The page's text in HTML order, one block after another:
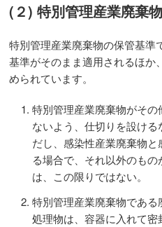
(２) 特別管理産業廃棄
特別管理産業廃棄物の保管基準
基準がそのまま適用されるほか
められています。
特別管理産業廃棄物がそ
ないよう、仕切りを設け
だし、感染性産業廃棄物
る場合で、それ以外のも
は、この限りではない。
特別管理産業廃棄物であ
処理物は、容器に入れて